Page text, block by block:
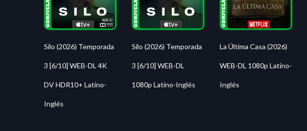
Silo (2026) Temporada
3 [6/10] WEB-DL 4K
DV HDR10+ Latino-
Inglés
Silo (2026) Temporada
3 [6/10] WEB-DL
1080p Latino-Inglés
La Última Casa (2026)
WEB-DL 1080p Latino-
Inglés